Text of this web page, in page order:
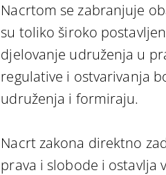
Nacrtom se zabranjuje
su toliko široko
djelovanje udruženja u
regulative i ostvarivanja
udruženja i formiraju.
Nacrt zakona direktno
prava i slobode i ostavlja